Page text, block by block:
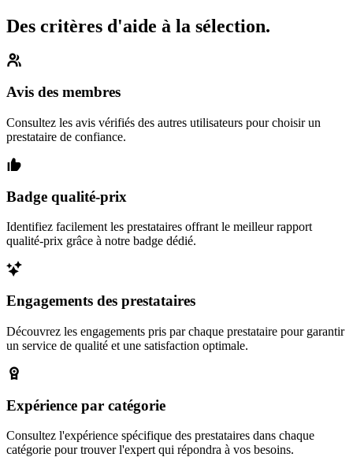
Des critères d'aide à la sélection.
Avis des membres
Consultez les avis vérifiés des autres utilisateurs pour choisir un
prestataire de confiance.
Badge qualité-prix
Identifiez facilement les prestataires offrant le meilleur rapport
qualité-prix grâce à notre badge dédié.
Engagements des prestataires
Découvrez les engagements pris par chaque prestataire pour garantir
un service de qualité et une satisfaction optimale.
Expérience par catégorie
Consultez l'expérience spécifique des prestataires dans chaque
catégorie pour trouver l'expert qui répondra à vos besoins.